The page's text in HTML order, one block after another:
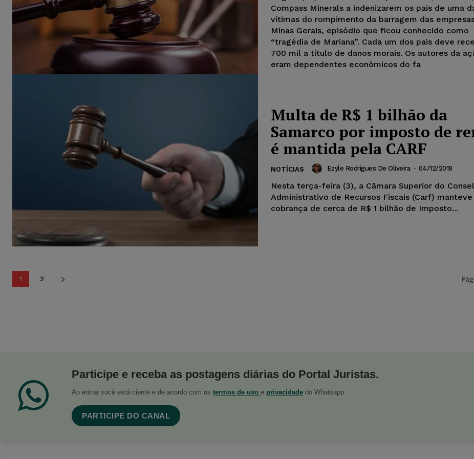
Compass Minerals a indenizarem os pais de uma
vítimas do rompimento da barragem das
Minas Gerais, episódio que ficou conhecido como
“tragédia de Mariana”. Cada um dos pais deve
700 mil a título de danos morais. Os autores da
eram dependentes econômicos do fa
Multa de R$ 1 bilhão da
Samarco por imposto de
é mantida pela CARF
NOTÍCIAS Ezyle Rodrigues De Oliveira - 04/12/2019
Nesta terça-feira (3), a Câmara Superior do
Administrativo de Recursos Fiscais (Carf)
cobrança de cerca de R$ 1 bilhão de Imposto...
1 2
Participe e receba as postagens diárias do Portal Juristas.
Ao entrar você está ciente e de acordo com os termos de uso e privacidade do Whatsapp.
PARTICIPE DO CANAL